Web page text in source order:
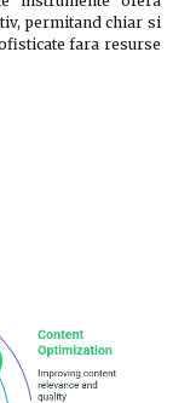
permitand chiar si
fara resurse